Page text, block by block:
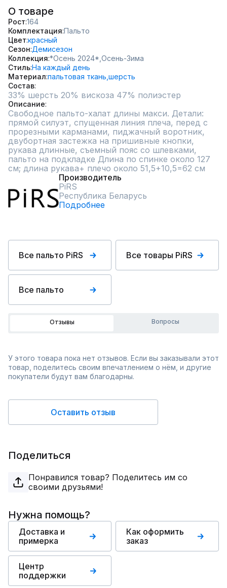
О товаре
Рост 164
Комплектация Пальто
Цвет красный
Сезон Демисезон
Коллекция *Осень 2024*, Осень-Зима
СтильНа каждый день
Материал пальтовая ткань, шерсть
Состав
33% шерсть 20% вискоза 47% полиэстер
Описание
Свободное пальто-халат длины макси. Детали:
прямой силуэт, спущенная линия плеча, перед с
прорезными карманами, пиджачный воротник,
двубортная застежка на пришивные кнопки,
рукава длинные, съемный пояс со шлевками,
пальто на подкладке Длина по спинке около 127
см; длина рукава+ плечо около 51,5+10,5=62 см
Производитель
PiRS
Республика Беларусь
Подробнее
Все пальто PiRS Все товары PiRS
Все пальто
Отзывы Вопросы
У этого товара пока нет отзывов. Если вы заказывали этот
товар, поделитесь своим впечатлением о нём, и другие
покупатели будут вам благодарны.
Оставить отзыв
Поделиться
Понравился товар? Поделитесь им со
своими друзьями!
Нужна помощь?
Доставка и
примерка
Как оформить
заказ
Центр
поддержки